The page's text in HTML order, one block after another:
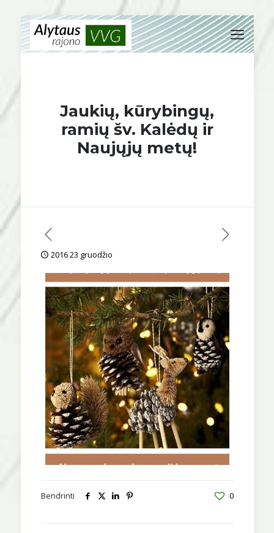
Jaukių, kūrybingų,
ramių šv. Kalėdų ir
Naujųjų metų!
2016 23 gruodžio
Bendrinti 0